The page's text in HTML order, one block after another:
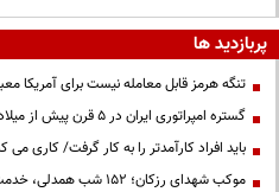
پربازدید ها
تنگه هرمز قابل معامله نیست برای آمریکا
گستره امپراتوری ایران در ۵ قرن پیش از میلاد؛ تصویری از ایران ۲۵ قرن پیش
باید افراد کارآمدتر را به کار گرفت/
موکب شهدای رزکان؛ ۱۵۲ شب همدلی، خدمت و میزبانی از مردم ولایت‌مدار شهریار